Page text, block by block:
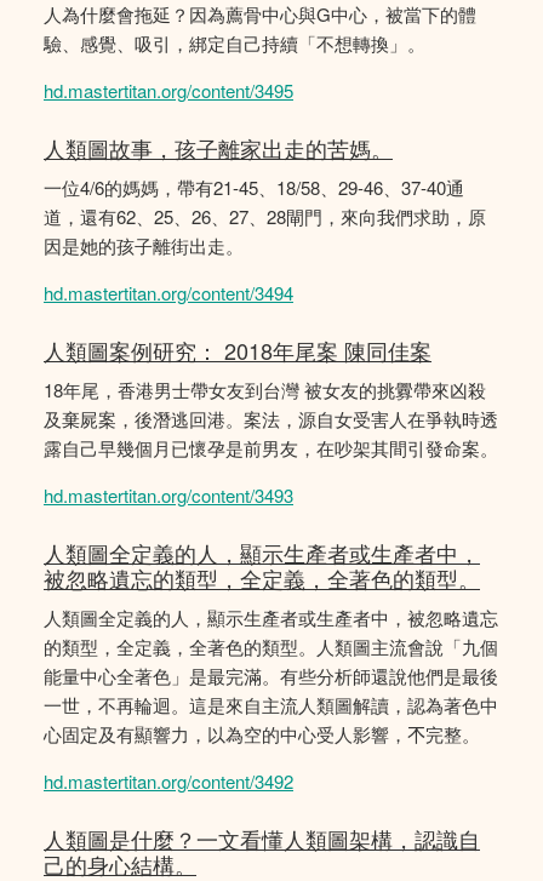
人為什麼會拖延？因為薦骨中心與G中心，被當下的體
驗、感覺、吸引，綁定自己持續「不想轉換」。
hd.mastertitan.org/content/3495
人類圖故事，孩子離家出走的苦媽。
一位4/6的媽媽，帶有21-45、18/58、29-46、37-40通
道，還有62、25、26、27、28閘門，來向我們求助，原
因是她的孩子離街出走。
hd.mastertitan.org/content/3494
人類圖案例研究： 2018年尾案 陳同佳案
18年尾，香港男士帶女友到台灣 被女友的挑釁帶來凶殺
及棄屍案，後潛逃回港。案法，源自女受害人在爭執時透
露自己早幾個月已懷孕是前男友，在吵架其間引發命案。
hd.mastertitan.org/content/3493
人類圖全定義的人，顯示生產者或生產者中，
被忽略遺忘的類型，全定義，全著色的類型。
人類圖全定義的人，顯示生產者或生產者中，被忽略遺忘
的類型，全定義，全著色的類型。人類圖主流會說「九個
能量中心全著色」是最完滿。有些分析師還說他們是最後
一世，不再輪迴。這是來自主流人類圖解讀，認為著色中
心固定及有顯響力，以為空的中心受人影響，𣎴完整。
hd.mastertitan.org/content/3492
人類圖是什麼？一文看懂人類圖架構，認識自
己的身心結構。